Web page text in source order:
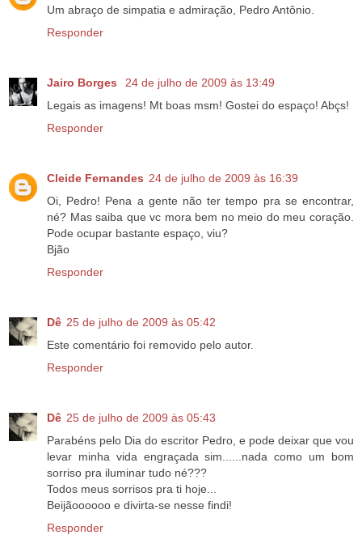
Um abraço de simpatia e admiração, Pedro Antônio.
Responder
Jairo Borges
24 de julho de 2009 às 13:49
Legais as imagens! Mt boas msm! Gostei do espaço! Abçs!
Responder
Cleide Fernandes 24 de julho de 2009 às 16:39
Oi, Pedro! Pena a gente não ter tempo pra se encontrar,
né? Mas saiba que vc mora bem no meio do meu coração.
Pode ocupar bastante espaço, viu?
Bjão
Responder
Dê 25 de julho de 2009 às 05:42
Este comentário foi removido pelo autor.
Responder
Dê 25 de julho de 2009 às 05:43
Parabéns pelo Dia do escritor Pedro, e pode deixar que vou
levar minha vida engraçada sim......nada como um bom
sorriso pra iluminar tudo né???
Todos meus sorrisos pra ti hoje...
Beijãoooooo e divirta-se nesse findi!
Responder